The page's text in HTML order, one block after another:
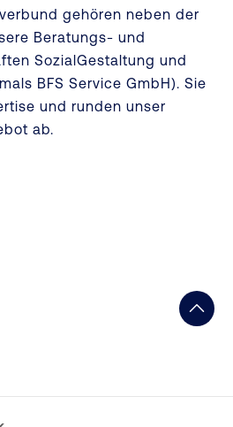
gehören neben der
Beratungs- und
SozialGestaltung und
BFS Service GmbH). Sie
und runden unser
ab.